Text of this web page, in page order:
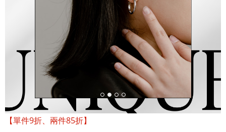
【單件9折、兩件85折】